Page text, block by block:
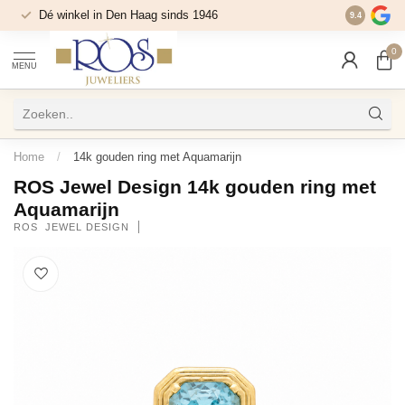
Dé winkel in Den Haag sinds 1946 9.4
MENU
0
Home / 14k gouden ring met Aquamarijn
ROS Jewel Design 14k gouden ring met
Aquamarijn
ROS  JEWEL DESIGN